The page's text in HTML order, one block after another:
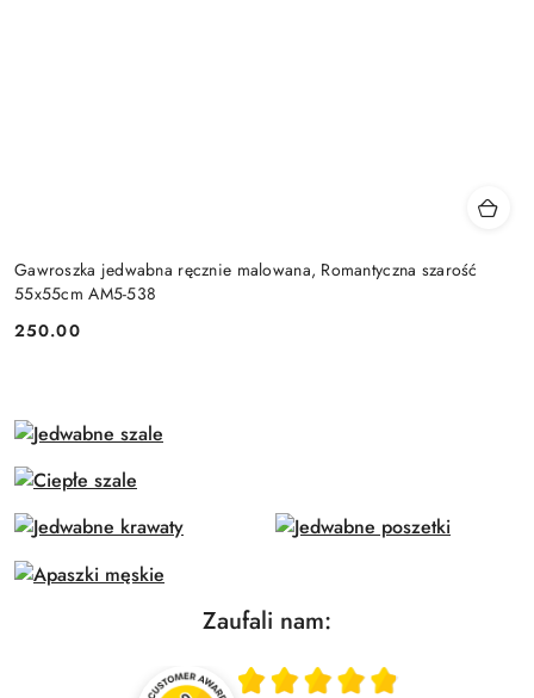
Gawroszka jedwabna ręcznie malowana, Romantyczna szarość
55x55cm AM5-538
Cena:
250.00
Zaufali nam:
Średnia ocena 4.9 z 5